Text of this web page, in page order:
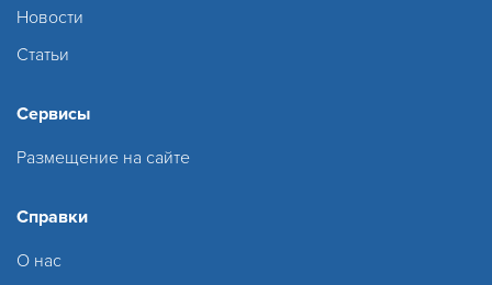
Новости
Статьи
Сервисы
Размещение на сайте
Справки
О нас